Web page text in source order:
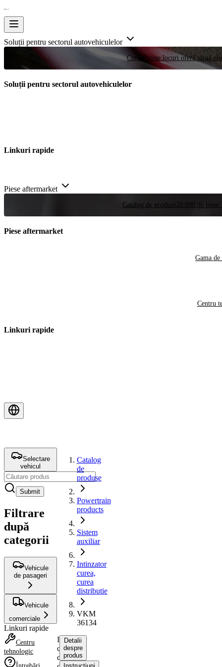
Soluții pentru sectorul autovehiculelor
Curse Puține locuri oferă șansa
Soluții pentru sectorul autovehiculelor
Linkuri rapide
Piese aftermarket
Catalog de produse 20.000 de
Piese aftermarket
Gama de
Centru
Linkuri rapide
Selectare
vehicul
Submit
Filtrare
după
categorii
Vehicule
de pasageri
Vehicule
comerciale
Linkuri rapide
Centru
tehnologic
Catalog
de
produse
Powertrain
products
Sistem
auxiliar
Intinzator
curea,
curea
distributie
VKM
36134
Intinzator
curea,
curea
Detalii
despre
produs